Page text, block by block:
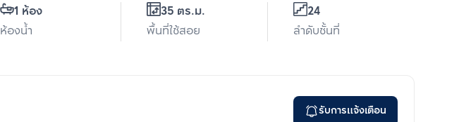
1 ห้อง
ห้องน้ำ
35 ตร.ม.
พื้นที่ใช้สอย
24
ลำดับชั้นที่
รับการแจ้งเตือน